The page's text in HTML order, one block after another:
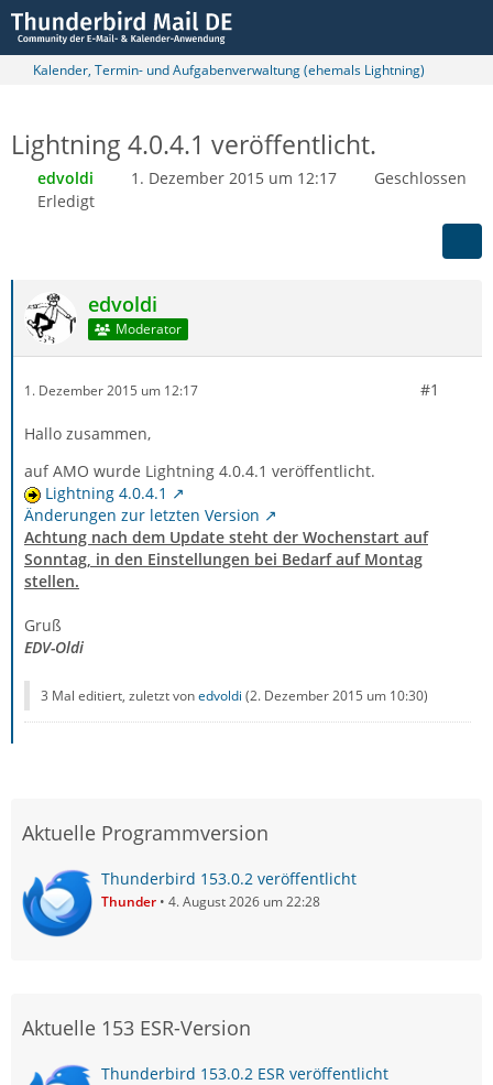
Kalender, Termin- und Aufgabenverwaltung (ehemals Lightning)
Lightning 4.0.4.1 veröffentlicht.
edvoldi 1. Dezember 2015 um 12:17
Geschlossen
Erledigt
edvoldi
Moderator
1. Dezember 2015 um 12:17 #1
Hallo zusammen,
auf AMO wurde Lightning 4.0.4.1 veröffentlicht.
Lightning 4.0.4.1
Änderungen zur letzten Version
Achtung nach dem Update steht der Wochenstart auf
Sonntag, in den Einstellungen bei Bedarf auf Montag
stellen.
Gruß
EDV-Oldi
3 Mal editiert, zuletzt vonedvoldi (2. Dezember 2015 um 10:30)
Aktuelle Programmversion
Thunderbird 153.0.2 veröffentlicht
Thunder 4. August 2026 um 22:28
Aktuelle 153 ESR-Version
Thunderbird 153.0.2 ESR veröffentlicht